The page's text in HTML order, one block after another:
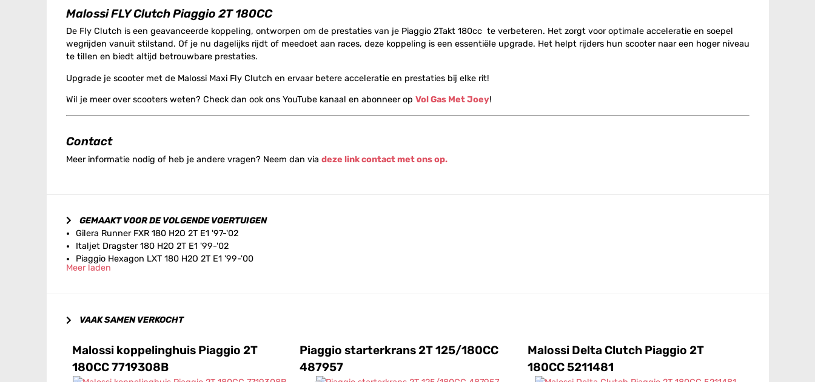
Malossi FLY Clutch Piaggio 2T 180CC
De Fly Clutch is een geavanceerde koppeling, ontworpen om de prestaties van je Piaggio 2Takt 180cc te verbeteren. Het zorgt voor optimale acceleratie en soepel
wegrijden vanuit stilstand. Of je nu dagelijks rijdt of meedoet aan races, deze koppeling is een essentiële upgrade. Het helpt rijders hun scooter naar een hoger niveau
te tillen en biedt altijd betrouwbare prestaties.
Upgrade je scooter met de Malossi Maxi Fly Clutch en ervaar betere acceleratie en prestaties bij elke rit!
Wil je meer over scooters weten? Check dan ook ons YouTube kanaal en abonneer op Vol Gas Met Joey!
Contact
Meer informatie nodig of heb je andere vragen? Neem dan via deze link contact met ons op.
GEMAAKT VOOR DE VOLGENDE VOERTUIGEN
Gilera Runner FXR 180 H2O 2T E1 '97-'02
Italjet Dragster 180 H2O 2T E1 '99-'02
Piaggio Hexagon LXT 180 H2O 2T E1 '99-'00
Meer laden
VAAK SAMEN VERKOCHT
Malossi koppelinghuis Piaggio 2T
180CC 7719308B
Piaggio starterkrans 2T 125/180CC
487957
Malossi Delta Clutch Piaggio 2T
180CC 5211481